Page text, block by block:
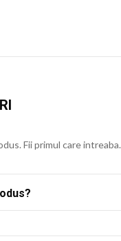
Fii primul care intreaba.